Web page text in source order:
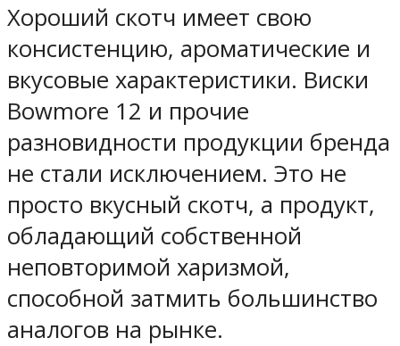
Хороший скотч имеет свою
консистенцию, ароматические и
вкусовые характеристики. Виски
Bowmore 12 и прочие
разновидности продукции бренда
не стали исключением. Это не
просто вкусный скотч, а продукт,
обладающий собственной
неповторимой харизмой,
способной затмить большинство
аналогов на рынке.